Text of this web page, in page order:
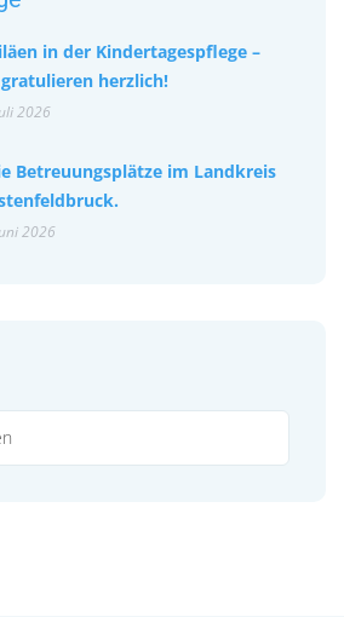
in der Kindertagespflege –
herzlich!
2026
Betreuungsplätze im Landkreis
2026